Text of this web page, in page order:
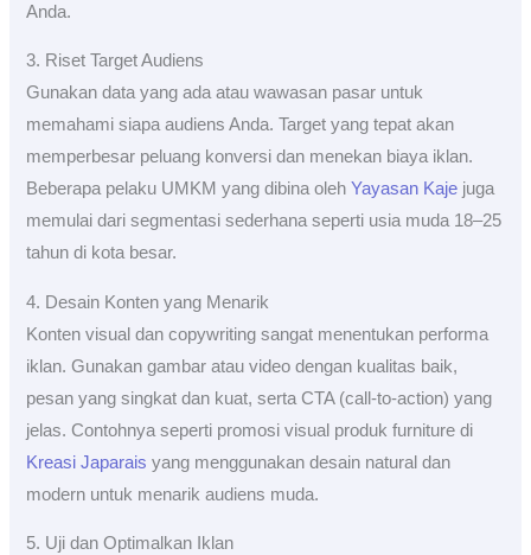
Anda.
3. Riset Target Audiens
Gunakan data yang ada atau wawasan pasar untuk
memahami siapa audiens Anda. Target yang tepat akan
memperbesar peluang konversi dan menekan biaya iklan.
Beberapa pelaku UMKM yang dibina olehYayasan Kaje juga
memulai dari segmentasi sederhana seperti usia muda 18–25
tahun di kota besar.
4. Desain Konten yang Menarik
Konten visual dan copywriting sangat menentukan performa
iklan. Gunakan gambar atau video dengan kualitas baik,
pesan yang singkat dan kuat, serta CTA (call-to-action) yang
jelas. Contohnya seperti promosi visual produk furniture di
Kreasi Japarais yang menggunakan desain natural dan
modern untuk menarik audiens muda.
5. Uji dan Optimalkan Iklan